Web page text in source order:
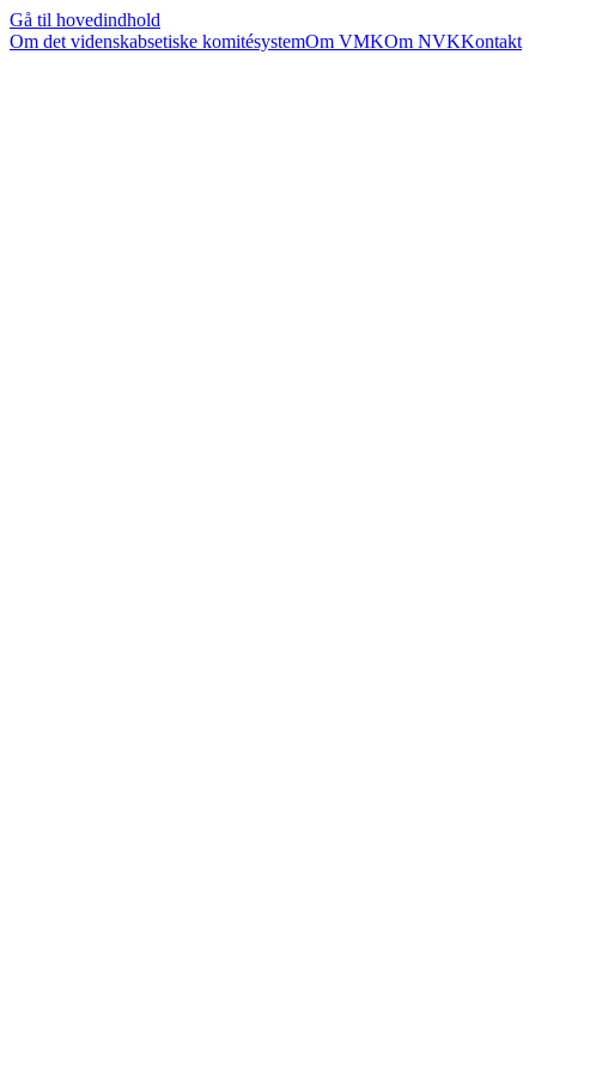
Gå til hovedindhold
Om det videnskabsetiske komitésystemOm VMKOm NVKKontakt